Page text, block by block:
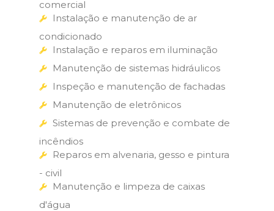
comercial
Instalação e manutenção de ar
condicionado
Instalação e reparos em iluminação
Manutenção de sistemas hidráulicos
Inspeção e manutenção de fachadas
Manutenção de eletrônicos
Sistemas de prevenção e combate de
incêndios
Reparos em alvenaria, gesso e pintura
- civil
Manutenção e limpeza de caixas
d'água